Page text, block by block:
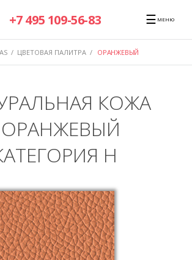
+7 495 109-56-83 ☰ МЕНЮ
/ ЦВЕТОВАЯ ПАЛИТРА / ОРАНЖЕВЫЙ
КОЖА
H